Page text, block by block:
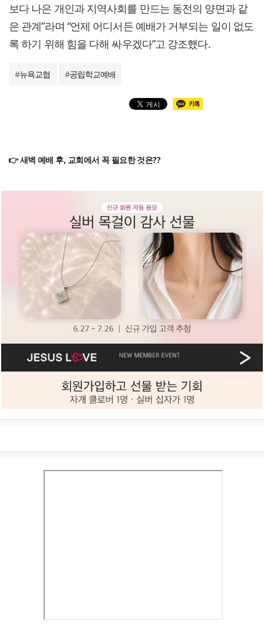
보다 나은 개인과 지역사회를 만드는 동전의 양면과 같
은 관계”라며 “언제 어디서든 예배가 거부되는 일이 없도
록 하기 위해 힘을 다해 싸우겠다”고 강조했다.
#뉴욕교협 #공립학교예배
👉 새벽 예배 후, 교회에서 꼭 필요한 것은??